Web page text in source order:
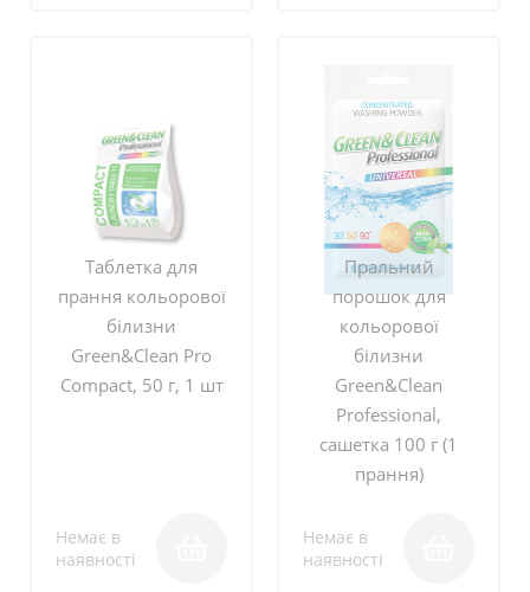
Таблетка для
прання кольорової
білизни
Green&Clean Pro
Compact, 50 г, 1 шт
Немає в
наявності
Пральний
порошок для
кольорової
білизни
Green&Clean
Professional,
сашетка 100 г (1
прання)
Немає в
наявності